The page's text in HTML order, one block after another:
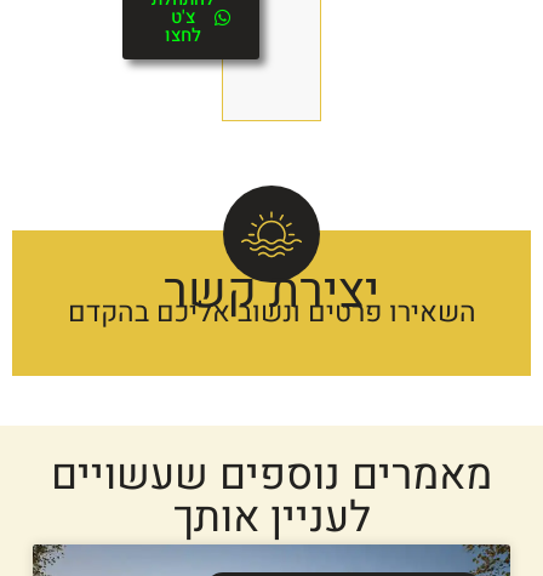
צ'ט
לחצו
יצירת קשר
השאירו פרטים ונשוב אליכם בהקדם
מאמרים נוספים שעשויים
לעניין אותך